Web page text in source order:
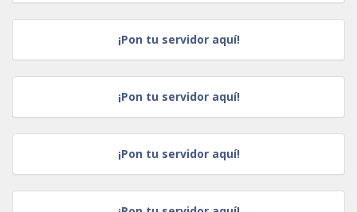
¡Pon tu servidor aquí!
¡Pon tu servidor aquí!
¡Pon tu servidor aquí!